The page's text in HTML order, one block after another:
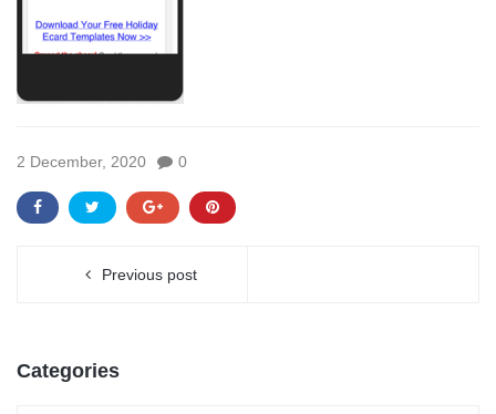
2 December, 2020 0
Previous post
Categories